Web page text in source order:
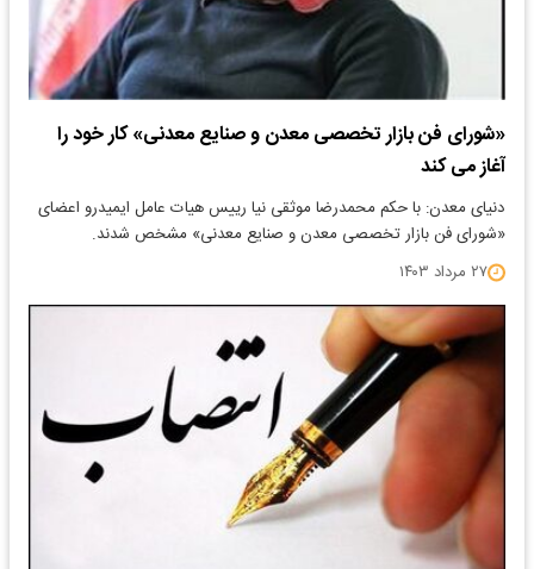
«شورای فن بازار تخصصی معدن و صنایع معدنی» کار خود را
آغاز می کند
دنیای معدن: با حکم محمدرضا موثقی نیا رییس هیات عامل ایمیدرو اعضای
«شورای فن بازار تخصصی معدن و صنایع معدنی» مشخص شدند.
۲۷ مرداد ۱۴۰۳